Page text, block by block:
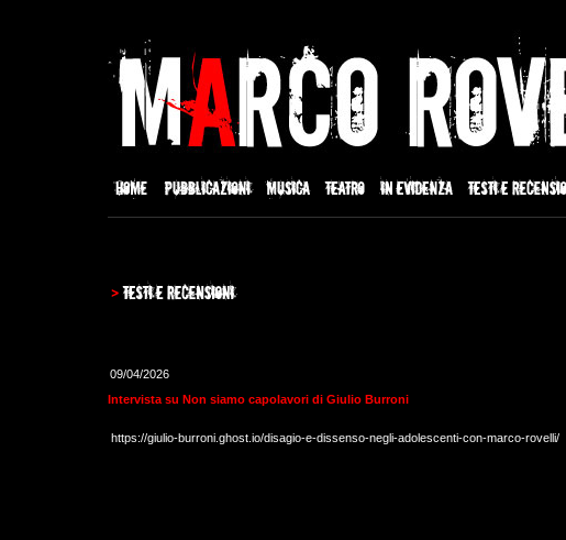
09/04/2026
Intervista su Non siamo capolavori di Giulio Burroni
https://giulio-burroni.ghost.io/disagio-e-dissenso-negli-adolescenti-con-marco-rovelli/